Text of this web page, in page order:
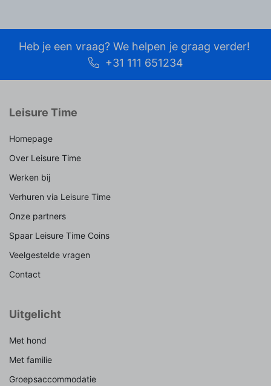
Heb je een vraag? We helpen je graag verder!
+31 111 651234
Leisure Time
Homepage
Over Leisure Time
Werken bij
Verhuren via Leisure Time
Onze partners
Spaar Leisure Time Coins
Veelgestelde vragen
Contact
Uitgelicht
Met hond
Met familie
Groepsaccommodatie